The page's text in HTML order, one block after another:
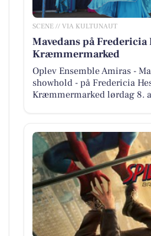
SCENE // VIA KULTUNAUT
Mavedans på Fredericia
Kræmmermarked
Oplev Ensemble Amiras -
showhold - på Fredericia
Kræmmermarked lørdag 8.